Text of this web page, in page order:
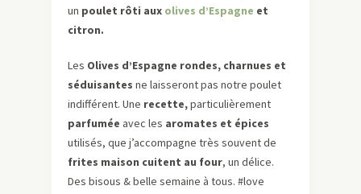
un poulet rôti aux olives d’Espagne et
citron.
Les Olives d’Espagne rondes, charnues et
séduisantes ne laisseront pas notre poulet
indifférent. Une recette,particulièrement
parfumée avec les aromates et épices
utilisés, que j’accompagne très souvent de
frites maison cuitent au four, un délice.
Des bisous & belle semaine à tous. #love